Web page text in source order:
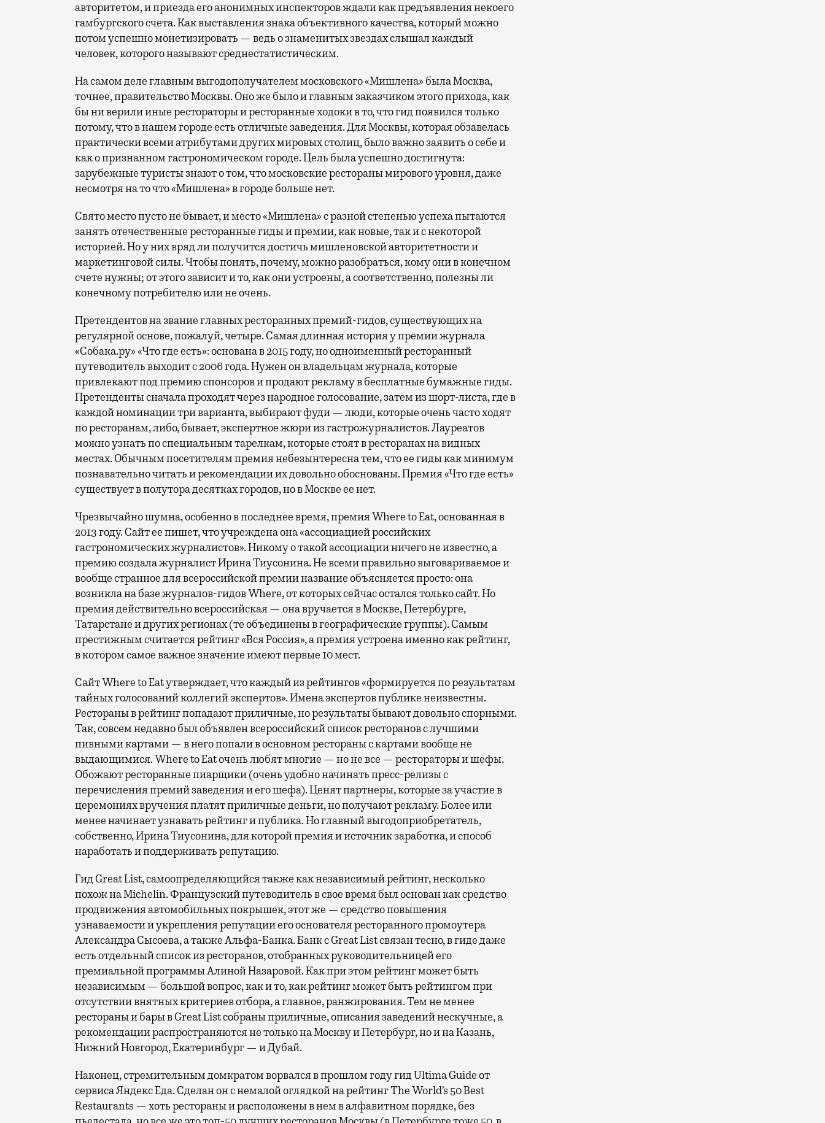
авторитетом, и приезда его анонимных инспекторов ждали как предъявления некоего
гамбургского счета. Как выставления знака объективного качества, который можно
потом успешно монетизировать — ведь о знаменитых звездах слышал каждый
человек, которого называют среднестатистическим.
На самом деле главным выгодополучателем московского «Мишлена» была Москва,
точнее, правительство Москвы. Оно же было и главным заказчиком этого прихода, как
бы ни верили иные рестораторы и ресторанные ходоки в то, что гид появился только
потому, что в нашем городе есть отличные заведения. Для Москвы, которая обзавелась
практически всеми атрибутами других мировых столиц, было важно заявить о себе и
как о признанном гастрономическом городе. Цель была успешно достигнута:
зарубежные туристы знают о том, что московские рестораны мирового уровня, даже
несмотря на то что «Мишлена» в городе больше нет.
Свято место пусто не бывает, и место «Мишлена» с разной степенью успеха пытаются
занять отечественные ресторанные гиды и премии, как новые, так и с некоторой
историей. Но у них вряд ли получится достичь мишленовской авторитетности и
маркетинговой силы. Чтобы понять, почему, можно разобраться, кому они в конечном
счете нужны; от этого зависит и то, как они устроены, а соответственно, полезны ли
конечному потребителю или не очень.
Претендентов на звание главных ресторанных премий-гидов, существующих на
регулярной основе, пожалуй, четыре. Самая длинная история у премии журнала
«Собака.ру» «Что где есть»: основана в 2015 году, но одноименный ресторанный
путеводитель выходит с 2006 года. Нужен он владельцам журнала, которые
привлекают под премию спонсоров и продают рекламу в бесплатные бумажные гиды.
Претенденты сначала проходят через народное голосование, затем из шорт-листа, где в
каждой номинации три варианта, выбирают фуди — люди, которые очень часто ходят
по ресторанам, либо, бывает, экспертное жюри из гастрожурналистов. Лауреатов
можно узнать по специальным тарелкам, которые стоят в ресторанах на видных
местах. Обычным посетителям премия небезынтересна тем, что ее гиды как минимум
познавательно читать и рекомендации их довольно обоснованы. Премия «Что где есть»
существует в полутора десятках городов, но в Москве ее нет.
Чрезвычайно шумна, особенно в последнее время, премия Where to Eat, основанная в
2013 году. Сайт ее пишет, что учреждена она «ассоциацией российских
гастрономических журналистов». Никому о такой ассоциации ничего не известно, а
премию создала журналист Ирина Тиусонина. Не всеми правильно выговариваемое и
вообще странное для всероссийской премии название объясняется просто: она
возникла на базе журналов-гидов Where, от которых сейчас остался только сайт. Но
премия действительно всероссийская — она вручается в Москве, Петербурге,
Татарстане и других регионах (те объединены в географические группы). Самым
престижным считается рейтинг «Вся Россия», а премия устроена именно как рейтинг,
в котором самое важное значение имеют первые 10 мест.
Сайт Where to Eat утверждает, что каждый из рейтингов «формируется по результатам
тайных голосований коллегий экспертов». Имена экспертов публике неизвестны.
Рестораны в рейтинг попадают приличные, но результаты бывают довольно спорными.
Так, совсем недавно был объявлен всероссийский список ресторанов с лучшими
пивными картами — в него попали в основном рестораны с картами вообще не
выдающимися. Where to Eat очень любят многие — но не все — рестораторы и шефы.
Обожают ресторанные пиарщики (очень удобно начинать пресс-релизы с
перечисления премий заведения и его шефа). Ценят партнеры, которые за участие в
церемониях вручения платят приличные деньги, но получают рекламу. Более или
менее начинает узнавать рейтинг и публика. Но главный выгодоприобретатель,
собственно, Ирина Тиусонина, для которой премия и источник заработка, и способ
наработать и поддерживать репутацию.
Гид Great List, самоопределяющийся также как независимый рейтинг, несколько
похож на Michelin. Французский путеводитель в свое время был основан как средство
продвижения автомобильных покрышек, этот же — средство повышения
узнаваемости и укрепления репутации его основателя ресторанного промоутера
Александра Сысоева, а также Альфа-Банка. Банк с Great List связан тесно, в гиде даже
есть отдельный список из ресторанов, отобранных руководительницей его
премиальной программы Алиной Назаровой. Как при этом рейтинг может быть
независимым — большой вопрос, как и то, как рейтинг может быть рейтингом при
отсутствии внятных критериев отбора, а главное, ранжирования. Тем не менее
рестораны и бары в Great List собраны приличные, описания заведений нескучные, а
рекомендации распространяются не только на Москву и Петербург, но и на Казань,
Нижний Новгород, Екатеринбург — и Дубай.
Наконец, стремительным домкратом ворвался в прошлом году гид Ultima Guide от
сервиса Яндекс Еда. Сделан он с немалой оглядкой на рейтинг The World’s 50 Best
Restaurants — хоть рестораны и расположены в нем в алфавитном порядке, без